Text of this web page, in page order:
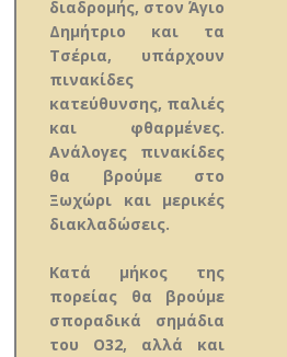
διαδρομής, στον Άγιο
Δημήτριο και τα
Τσέρια, υπάρχουν
πινακίδες
κατεύθυνσης, παλιές
και φθαρμένες.
Ανάλογες πινακίδες
θα βρούμε στο
Ξωχώρι και μερικές
διακλαδώσεις.
Κατά μήκος της
πορείας θα βρούμε
σποραδικά σημάδια
του Ο32, αλλά και